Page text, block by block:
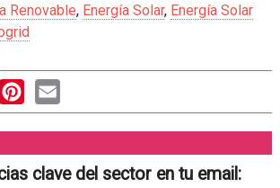
Renovable, Energía Solar, Energía Solar
PinterestEmail
clave del sector en tu email: